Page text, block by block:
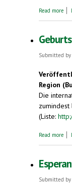
Read more
Submitted by
Region
Die
(Liste:
Read more
Submitted by